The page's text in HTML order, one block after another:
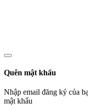
Quên mật khẩu
Nhập email đăng ký của
mật khẩu